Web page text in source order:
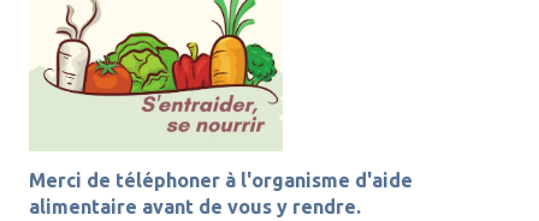
Merci de téléphoner à l'organisme d'aide
alimentaire avant de vous y rendre.